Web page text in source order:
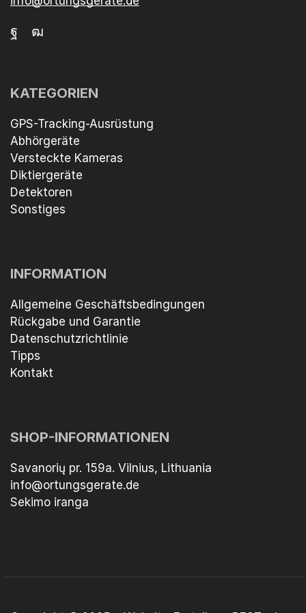
KATEGORIEN
GPS-Tracking-Ausrüstung
Abhörgeräte
Versteckte Kameras
Diktiergeräte
Detektoren
Sonstiges
INFORMATION
Allgemeine Geschäftsbedingungen
Rückgabe und Garantie
Datenschutzrichtlinie
Tipps
Kontakt
SHOP-INFORMATIONEN
Savanorių pr. 159a. Vilnius, Lithuania
info@ortungsgerate.de
Sekimo iranga